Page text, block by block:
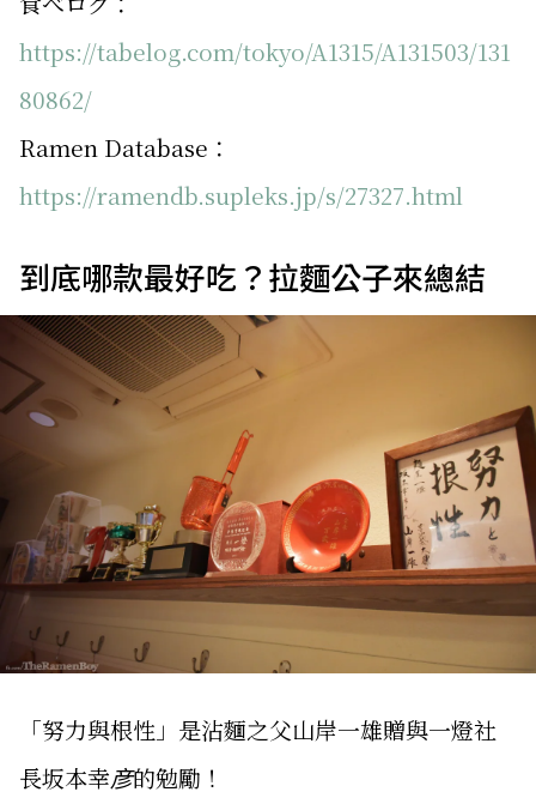
https://tabelog.com/tokyo/A1315/A131503/131
80862/
Ramen Database：
https://ramendb.supleks.jp/s/27327.html
到底哪款最好吃？拉麵公子來總結
「努力與根性」是沾麵之父山岸一雄贈與一燈社
長坂本幸彦的勉勵！